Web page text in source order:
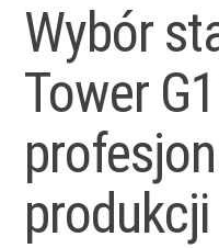
Wybór
Tower